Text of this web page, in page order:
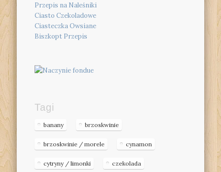
Przepis na Naleśniki
Ciasto Czekoladowe
Ciasteczka Owsiane
Biszkopt Przepis
Tagi
banany brzoskwinie
brzoskwinie / morele cynamon
cytryny / limonki czekolada